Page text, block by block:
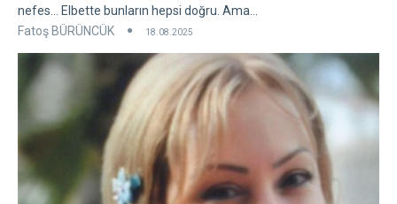
nefes... Elbette bunların hepsi doğru. Ama...
Fatoş BÜRÜNCÜK
18.08.2025